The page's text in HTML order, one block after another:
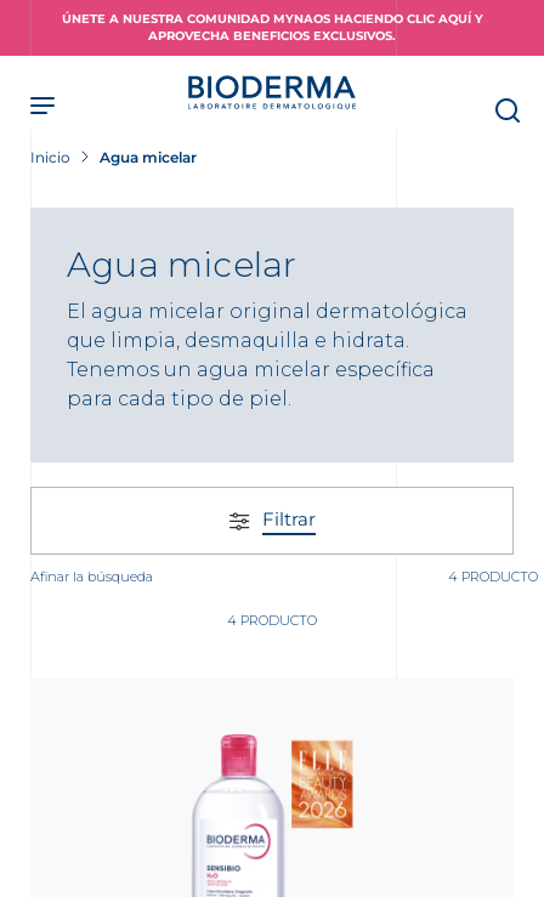
ÚNETE A NUESTRA COMUNIDAD MYNAOS HACIENDO CLIC AQUÍ Y
APROVECHA BENEFICIOS EXCLUSIVOS.
Inicio Agua micelar
Agua micelar
El agua micelar original dermatológica
que limpia, desmaquilla e hidrata.
Tenemos un agua micelar específica
para cada tipo de piel.
Filtrar
Afinar la búsqueda 4 PRODUCTO
4 PRODUCTO